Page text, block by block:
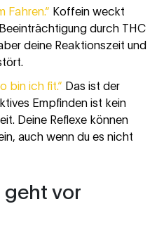
Fahren.“ Koffein weckt
durch THC
deine Reaktionszeit und
bin ich fit.“ Das ist der
Empfinden ist kein
Deine Reflexe können
auch wenn du es nicht
geht vor